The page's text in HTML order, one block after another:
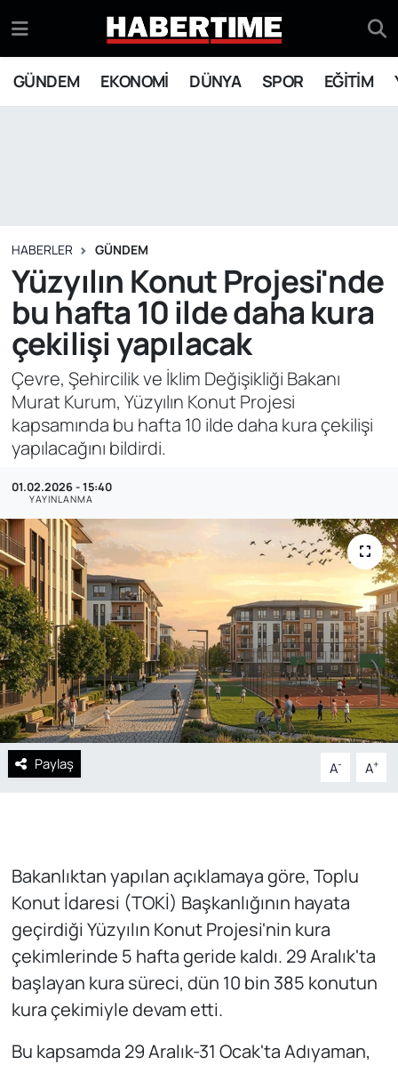
GÜNDEM EKONOMİ DÜNYA SPOR EĞİTİM
HABERLER GÜNDEM
Yüzyılın Konut Projesi'nde
bu hafta 10 ilde daha kura
çekilişi yapılacak
Çevre, Şehircilik ve İklim Değişikliği Bakanı
Murat Kurum, Yüzyılın Konut Projesi
kapsamında bu hafta 10 ilde daha kura çekilişi
yapılacağını bildirdi.
01.02.2026 - 15:40
YAYINLANMA
Paylaş A- A+
Bakanlıktan yapılan açıklamaya göre, Toplu
Konut İdaresi (TOKİ) Başkanlığının hayata
geçirdiği Yüzyılın Konut Projesi'nin kura
çekimlerinde 5 hafta geride kaldı. 29 Aralık'ta
başlayan kura süreci, dün 10 bin 385 konutun
kura çekimiyle devam etti.
Bu kapsamda 29 Aralık-31 Ocak'ta Adıyaman,
EKONOMİ
EĞİTİM
YAŞAM
SİYASET
ASAYİŞ
SAĞLIK
Eskişehir Nöbetçi Eczaneler
Eskişehir Hava Durumu
Süper Lig Puan Durumu ve Fikstür
Tüm Manşetler
Son Dakika Haberleri
Haber Arşivi